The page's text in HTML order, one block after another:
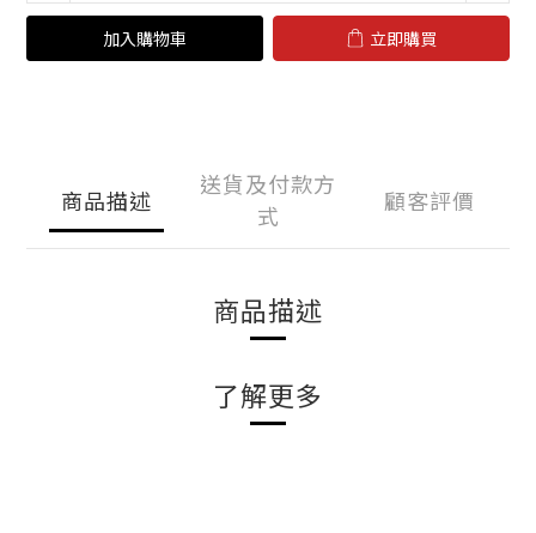
加入購物車 立即購買
商品描述
送貨及付款方
式
顧客評價
商品描述
了解更多